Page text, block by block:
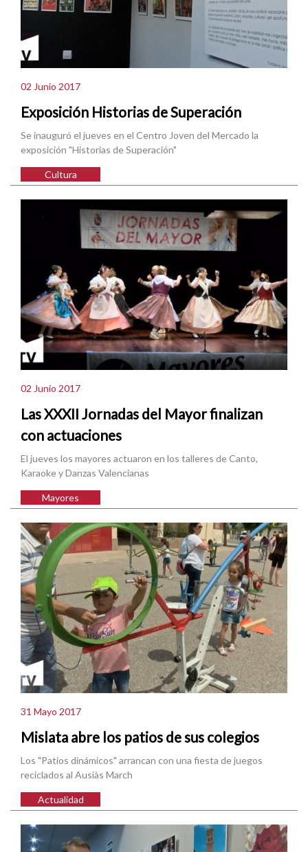
02 Junio 2017
Exposición Historias de Superación
Se inauguró el jueves en el Centro Joven del Mercado la
exposición "Historias de Superación"
Cultura
02 Junio 2017
Las XXXII Jornadas del Mayor finalizan
con actuaciones
El jueves los mayores actuaron en los talleres de Canto,
Karaoke y Danzas Valencianas
Mayores
31 Mayo 2017
Mislata abre los patios de sus colegios
Los "Patios dinámicos" arrancan con una fiesta de juegos
reciclados al Ausiàs March
Actualidad